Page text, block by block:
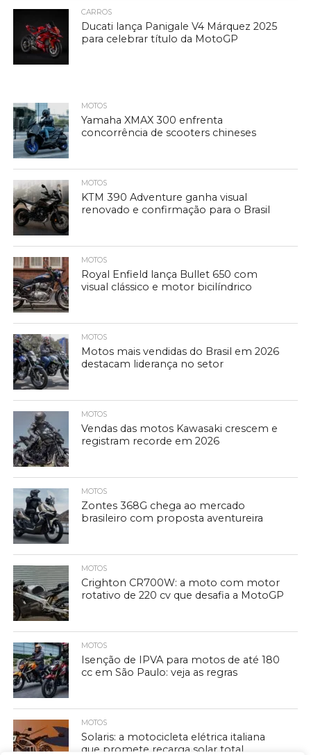
CARROS
Ducati lança Panigale V4 Márquez 2025
para celebrar título da MotoGP
MOTOS
Yamaha XMAX 300 enfrenta
concorrência de scooters chineses
MOTOS
KTM 390 Adventure ganha visual
renovado e confirmação para o Brasil
MOTOS
Royal Enfield lança Bullet 650 com
visual clássico e motor bicilíndrico
MOTOS
Motos mais vendidas do Brasil em 2026
destacam liderança no setor
MOTOS
Vendas das motos Kawasaki crescem e
registram recorde em 2026
MOTOS
Zontes 368G chega ao mercado
brasileiro com proposta aventureira
MOTOS
Crighton CR700W: a moto com motor
rotativo de 220 cv que desafia a MotoGP
MOTOS
Isenção de IPVA para motos de até 180
cc em São Paulo: veja as regras
MOTOS
Solaris: a motocicleta elétrica italiana
que promete recarga solar total